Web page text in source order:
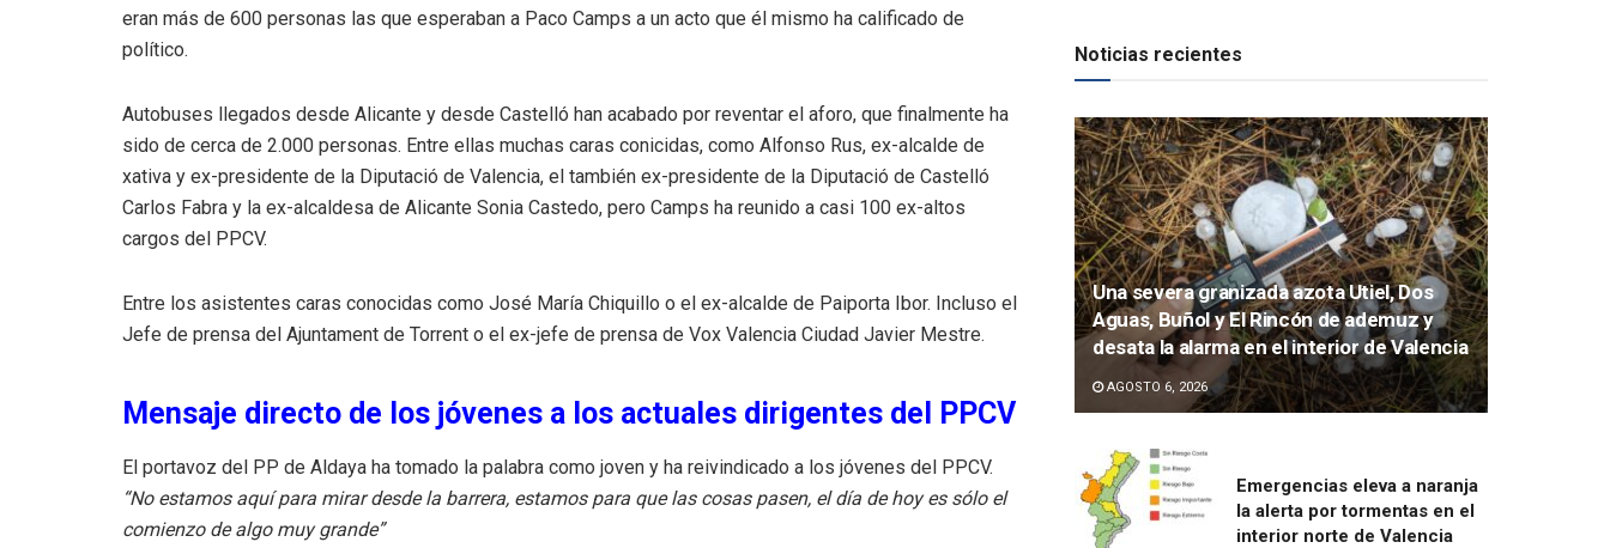
eran más de 600 personas las que esperaban a Paco Camps a un acto que él mismo ha calificado de
político.
Autobuses llegados desde Alicante y desde Castelló han acabado por reventar el aforo, que finalmente ha
sido de cerca de 2.000 personas. Entre ellas muchas caras conicidas, como Alfonso Rus, ex-alcalde de
xativa y ex-presidente de la Diputació de Valencia, el también ex-presidente de la Diputació de Castelló
Carlos Fabra y la ex-alcaldesa de Alicante Sonia Castedo, pero Camps ha reunido a casi 100 ex-altos
cargos del PPCV.
Entre los asistentes caras conocidas como José María Chiquillo o el ex-alcalde de Paiporta Ibor. Incluso el
Jefe de prensa del Ajuntament de Torrent o el ex-jefe de prensa de Vox Valencia Ciudad Javier Mestre.
Mensaje directo de los jóvenes a los actuales dirigentes del PPCV
El portavoz del PP de Aldaya ha tomado la palabra como joven y ha reivindicado a los jóvenes del PPCV.
“No estamos aquí para mirar desde la barrera, estamos para que las cosas pasen, el día de hoy es sólo el
comienzo de algo muy grande”
Noticias recientes
Una severa granizada azota Utiel, Dos
Aguas, Buñol y El Rincón de ademuz y
desata la alarma en el interior de Valencia
AGOSTO 6, 2026
Emergencias eleva a naranja
la alerta por tormentas en el
interior norte de Valencia